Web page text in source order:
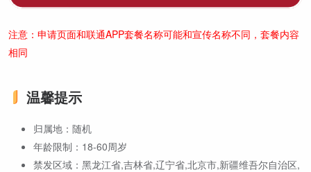
注意：申请页面和联通APP套餐名称可能和宣传名称不同，套餐内容
相同
温馨提示
归属地：随机
年龄限制：18-60周岁
禁发区域：黑龙江省,吉林省,辽宁省,北京市,新疆维吾尔自治区,